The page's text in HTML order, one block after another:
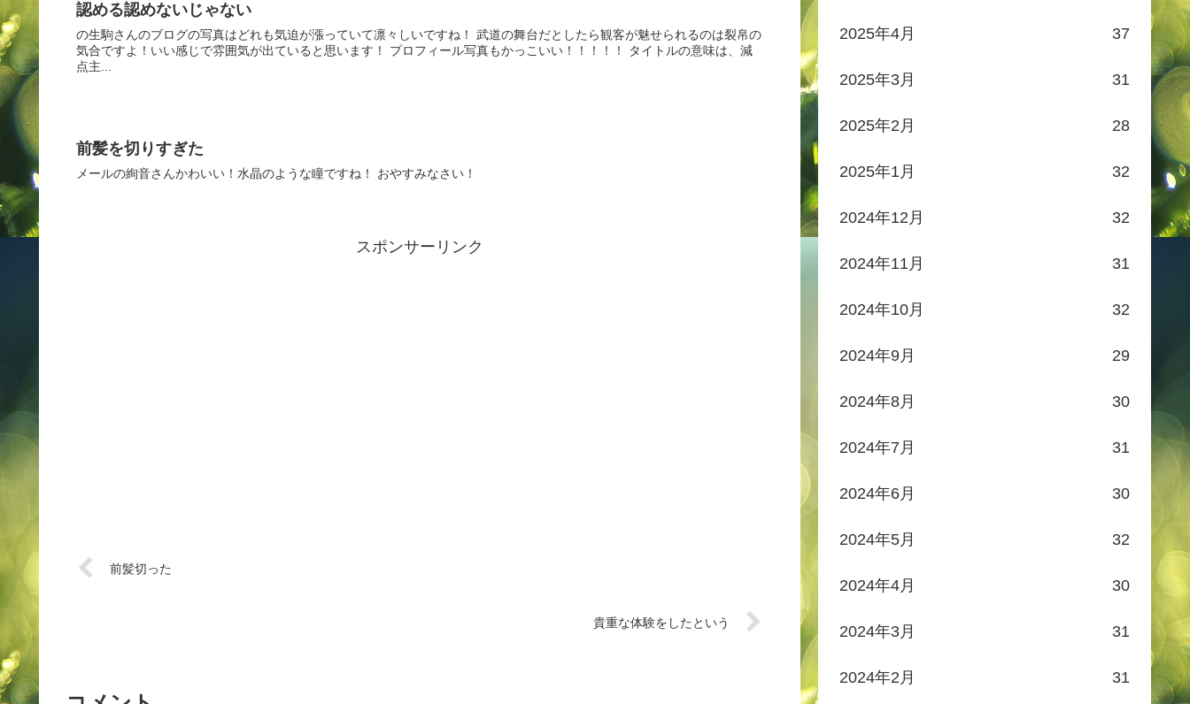
認める認めないじゃない
の生駒さんのブログの写真はどれも気迫が漲っていて凛々しいですね！ 武道の舞台だとしたら観客が魅せられるのは裂帛の
気合ですよ！いい感じで雰囲気が出ていると思います！ プロフィール写真もかっこいい！！！！！ タイトルの意味は、減
点主...
前髪を切りすぎた
メールの絢音さんかわいい！水晶のような瞳ですね！ おやすみなさい！
スポンサーリンク
前髪切った
貴重な体験をしたという
2025年4月 37
2025年3月 31
2025年2月 28
2025年1月 32
2024年12月 32
2024年11月 31
2024年10月 32
2024年9月 29
2024年8月 30
2024年7月 31
2024年6月 30
2024年5月 32
2024年4月 30
2024年3月 31
2024年2月 31